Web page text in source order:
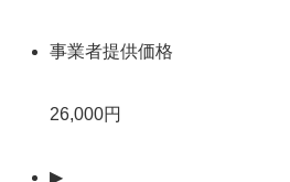
事業者提供価格
26,000円
▶